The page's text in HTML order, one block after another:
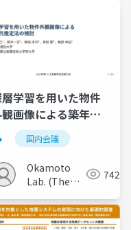
学習を用いた物件
画像による築年代
法の検討
国内会議
Okamoto
Lab. (The
Electro-
Communications)
742